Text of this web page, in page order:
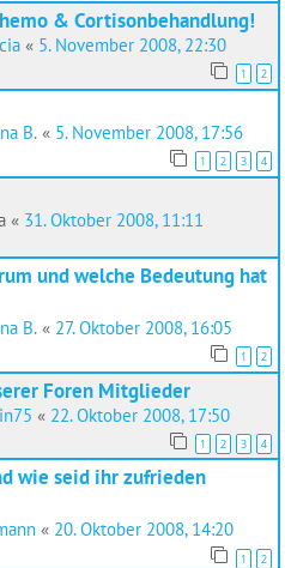
& Cortisonbehandlung!
« 5. November 2008, 22:30
1 2
B. « 5. November 2008, 17:56
1 2 3 4
« 31. Oktober 2008, 11:11
und welche Bedeutung hat
B. « 27. Oktober 2008, 16:05
1 2
Foren Mitglieder
« 22. Oktober 2008, 17:50
1 2 3 4
wie seid ihr zufrieden
« 20. Oktober 2008, 14:20
1 2